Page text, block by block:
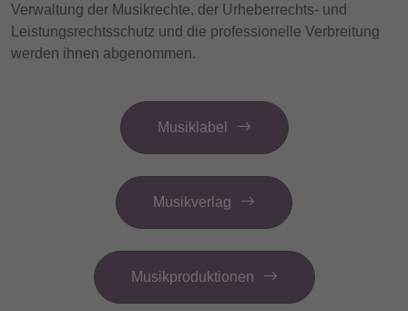
Verwaltung der Musikrechte, der Urheberrechts- und
Leistungsrechtsschutz und die professionelle Verbreitung
werden ihnen abgenommen.
Musiklabel
Musikverlag
Musikproduktionen